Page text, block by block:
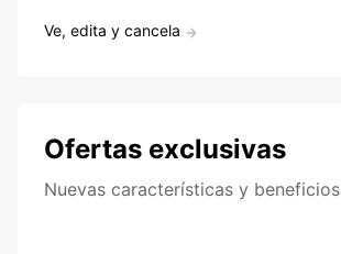
Ve, edita y cancela
Ofertas exclusivas
Nuevas características y beneficios